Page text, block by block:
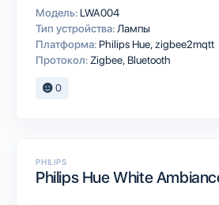
Модель: LWA004
Тип устройства: Лампы
Платформа: Philips Huezigbee2mqtt
Протокол: Zigbee Bluetooth
0
PHILIPS
Philips Hue White